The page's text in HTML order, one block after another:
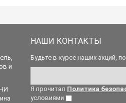
и
НАШИ КОНТАКТЫ
Будьте в курсе наших акций,
Я прочитал Политика
условиями